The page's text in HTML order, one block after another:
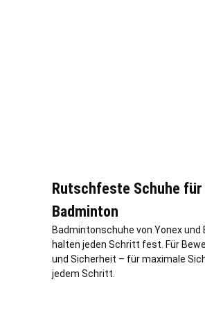
Rutschfeste Schuhe für
Badminton
Badmintonschuhe von Yonex und
halten jeden Schritt fest. Für
und Sicherheit – für maximale
jedem Schritt.